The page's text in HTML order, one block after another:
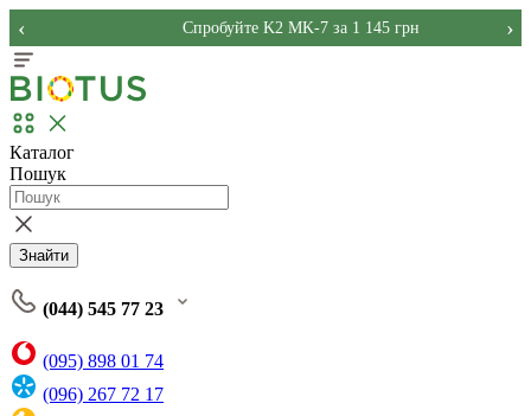
Спробуйте K2 MK-7 за 1 145 грн
‹ ›
Каталог
Пошук
Знайти
(044) 545 77 23
(095) 898 01 74
(096) 267 72 17